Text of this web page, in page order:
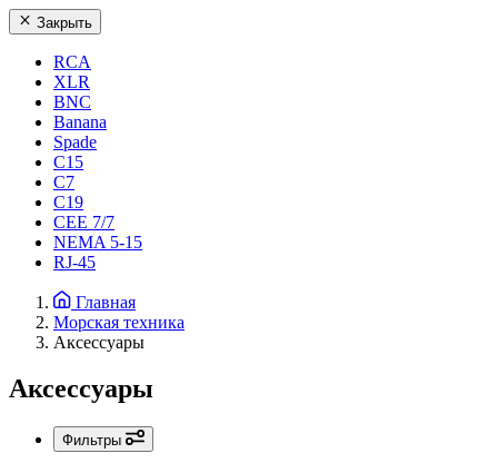
Закрыть
RCA
XLR
BNC
Banana
Spade
C15
С7
C19
CEE 7/7
NEMA 5-15
RJ-45
Главная
Морская техника
Аксессуары
Аксессуары
Фильтры